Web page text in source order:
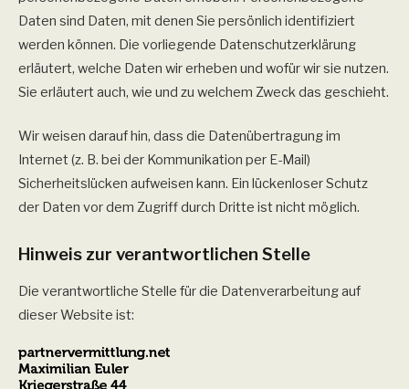
Daten sind Daten, mit denen Sie persönlich identifiziert
werden können. Die vorliegende Datenschutzerklärung
erläutert, welche Daten wir erheben und wofür wir sie nutzen.
Sie erläutert auch, wie und zu welchem Zweck das geschieht.
Wir weisen darauf hin, dass die Datenübertragung im
Internet (z. B. bei der Kommunikation per E-Mail)
Sicherheitslücken aufweisen kann. Ein lückenloser Schutz
der Daten vor dem Zugriff durch Dritte ist nicht möglich.
Hinweis zur verantwortlichen Stelle
Die verantwortliche Stelle für die Datenverarbeitung auf
dieser Website ist: